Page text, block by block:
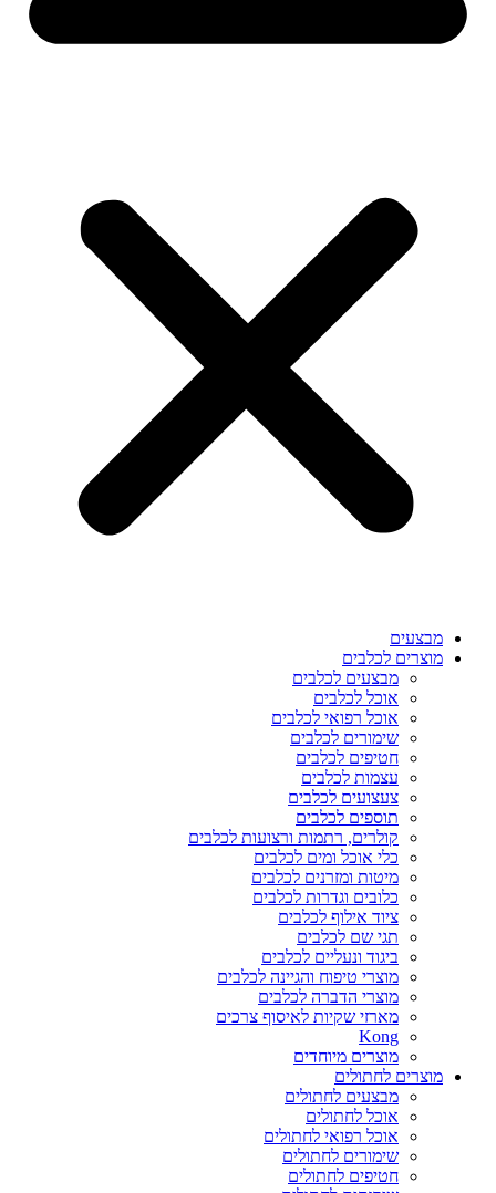
מבצעים
מוצרים לכלבים
מבצעים לכלבים
אוכל לכלבים
אוכל רפואי לכלבים
שימורים לכלבים
חטיפים לכלבים
עצמות לכלבים
צעצועים לכלבים
תוספים לכלבים
קולרים, רתמות ורצועות לכלבים
כלי אוכל ומים לכלבים
מיטות ומזרנים לכלבים
כלובים וגדרות לכלבים
ציוד אילוף לכלבים
תגי שם לכלבים
ביגוד ונעליים לכלבים
מוצרי טיפוח והגיינה לכלבים
מוצרי הדברה לכלבים
מארזי שקיות לאיסוף צרכים
Kong
מוצרים מיוחדים
מוצרים לחתולים
מבצעים לחתולים
אוכל לחתולים
אוכל רפואי לחתולים
שימורים לחתולים
חטיפים לחתולים